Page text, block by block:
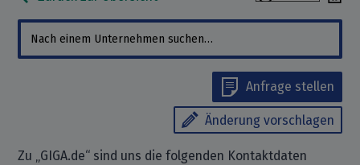
Anfrage stellen
Änderung vorschlagen
Zu „GIGA.de“ sind uns die folgenden Kontaktdaten